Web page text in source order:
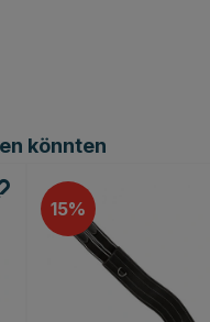
könnten
15